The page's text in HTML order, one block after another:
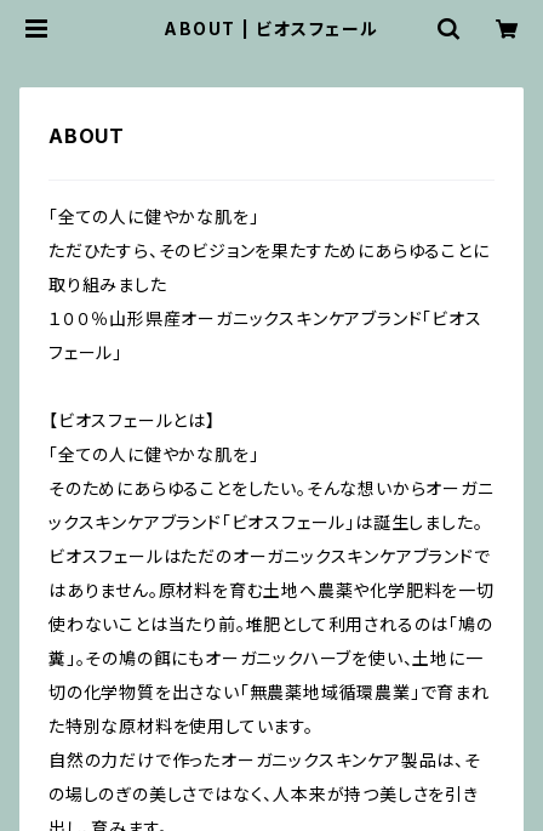
ABOUT | ビオスフェール
ABOUT
「全ての人に健やかな肌を」
ただひたすら、そのビジョンを果たすためにあらゆることに
取り組みました
１００％山形県産オーガニックスキンケアブランド「ビオス
フェール」
【ビオスフェールとは】
「全ての人に健やかな肌を」
そのためにあらゆることをしたい。そんな想いからオーガニ
ックスキンケアブランド「ビオスフェール」は誕生しました。
ビオスフェールはただのオーガニックスキンケアブランドで
はありません。原材料を育む土地へ農薬や化学肥料を一切
使わないことは当たり前。堆肥として利用されるのは「鳩の
糞」。その鳩の餌にもオーガニックハーブを使い、土地に一
切の化学物質を出さない「無農薬地域循環農業」で育まれ
た特別な原材料を使用しています。
自然の力だけで作ったオーガニックスキンケア製品は、そ
の場しのぎの美しさではなく、人本来が持つ美しさを引き